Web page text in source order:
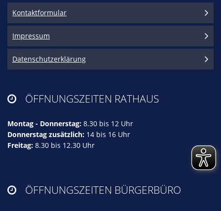
Kontaktformular
Impressum
Datenschutzerklärung
 ÖFFNUNGSZEITEN RATHAUS
Montag - Donnerstag: 8.30 bis 12 Uhr
Donnerstag zusätzlich: 14 bis 16 Uhr
Freitag: 8.30 bis 12.30 Uhr
 ÖFFNUNGSZEITEN BÜRGERBÜRO